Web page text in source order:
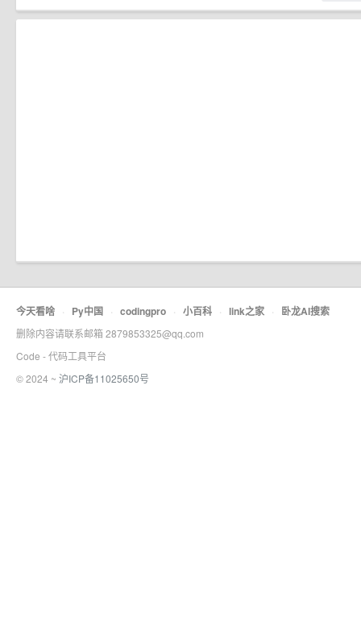
今天看啥 · Py中国 · codingpro · 小百科 · link之家 · 卧龙AI搜索
删除内容请联系邮箱 2879853325@qq.com
Code - 代码工具平台
© 2024 ~ 沪ICP备11025650号